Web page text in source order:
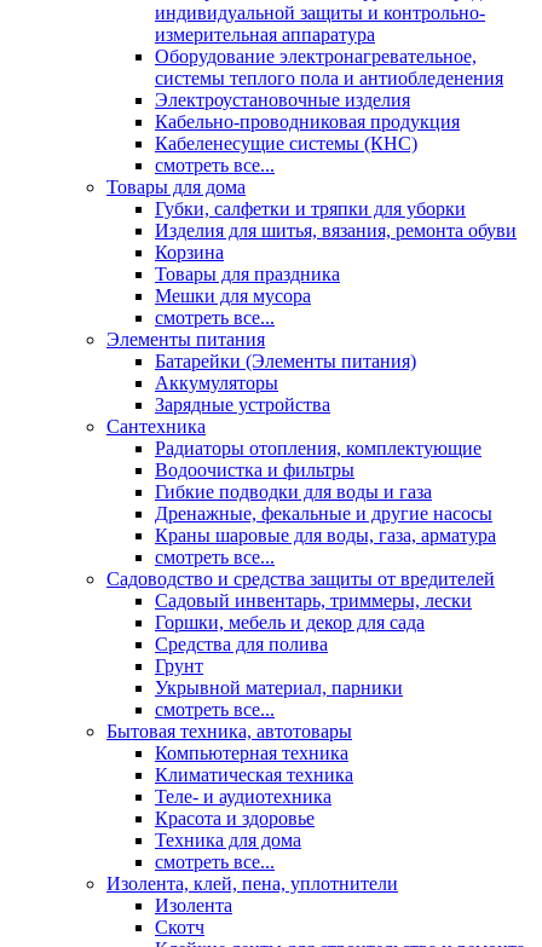
индивидуальной защиты и контрольно-
измерительная аппаратура
Оборудование электронагревательное,
системы теплого пола и антиобледенения
Электроустановочные изделия
Кабельно-проводниковая продукция
Кабеленесущие системы (КНС)
смотреть все...
Товары для дома
Губки, салфетки и тряпки для уборки
Изделия для шитья, вязания, ремонта обуви
Корзина
Товары для праздника
Мешки для мусора
смотреть все...
Элементы питания
Батарейки (Элементы питания)
Аккумуляторы
Зарядные устройства
Сантехника
Радиаторы отопления, комплектующие
Водоочистка и фильтры
Гибкие подводки для воды и газа
Дренажные, фекальные и другие насосы
Краны шаровые для воды, газа, арматура
смотреть все...
Садоводство и средства защиты от вредителей
Садовый инвентарь, триммеры, лески
Горшки, мебель и декор для сада
Средства для полива
Грунт
Укрывной материал, парники
смотреть все...
Бытовая техника, автотовары
Компьютерная техника
Климатическая техника
Теле- и аудиотехника
Красота и здоровье
Техника для дома
смотреть все...
Изолента, клей, пена, уплотнители
Изолента
Скотч